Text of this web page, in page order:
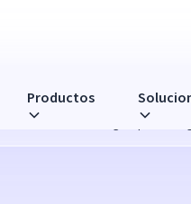
Productos
con OKR: estrategias para una